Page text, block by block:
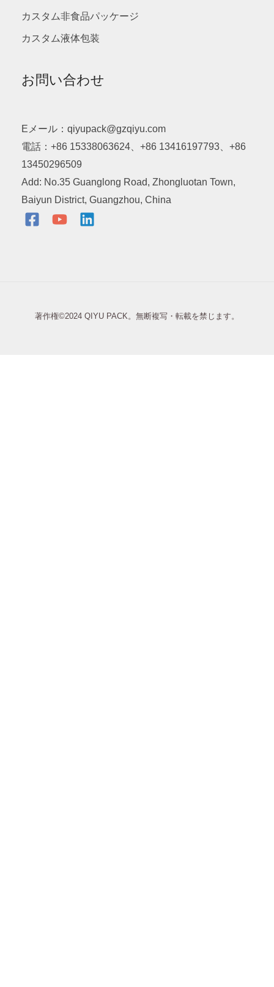
カスタム非食品パッケージ
カスタム液体包装
お問い合わせ
Eメール：qiyupack@gzqiyu.com
電話：+86 15338063624、+86 13416197793、+86
13450296509
Add: No.35 Guanglong Road, Zhongluotan Town,
Baiyun District, Guangzhou, China
著作権©2024 QIYU PACK。無断複写・転載を禁じます。